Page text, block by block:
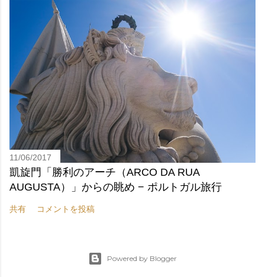
11/06/2017
凱旋門「勝利のアーチ（ARCO DA RUA
AUGUSTA）」からの眺め − ポルトガル旅行
共有 コメントを投稿
Powered by Blogger